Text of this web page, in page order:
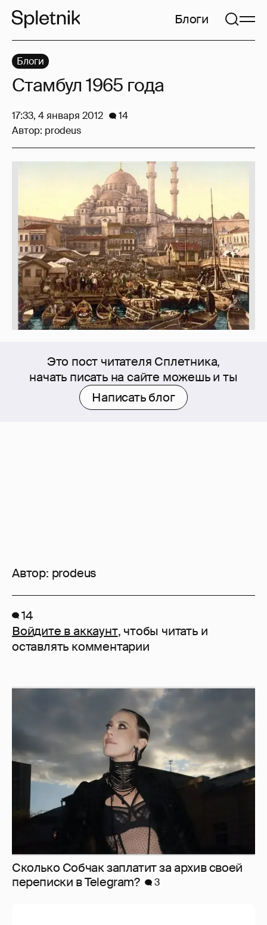
Блоги
Это пост читателя Сплетника,
начать писать на сайте можешь и ты
Написать блог
Автор: prodeus
Блоги
Стамбул 1965 года
17:33, 4 января 2012
14
Автор: prodeus
14
Войдите в аккаунт, чтобы читать и
оставлять комментарии
Сколько Собчак заплатит за архив своей
перeписки в Telegram?
3